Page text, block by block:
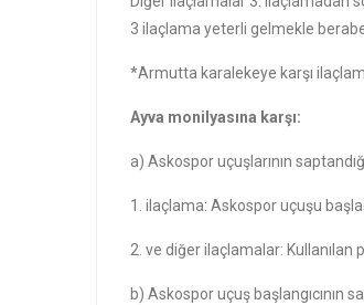
3 ilaçlama yeterli gelmekle
*Armutta karalekeye karşı
Ayva monilyasına karşı:
a) Askospor uçuşlarının
1. ilaçlama: Askospor uçuşu
2. ve diğer ilaçlamalar: Kullanılan
b) Askospor uçuş başlangıcının